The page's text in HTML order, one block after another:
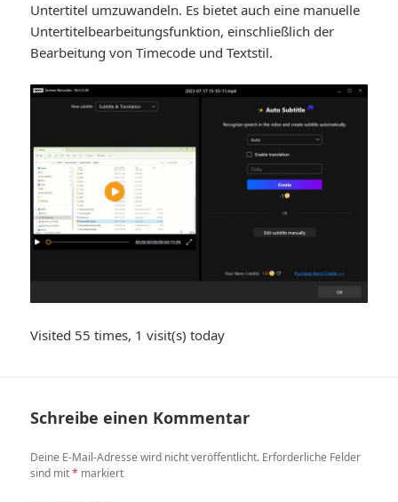
Untertitel umzuwandeln. Es bietet auch eine manuelle
Untertitelbearbeitungsfunktion, einschließlich der
Bearbeitung von Timecode und Textstil.
Visited 55 times, 1 visit(s) today
Schreibe einen Kommentar
Deine E-Mail-Adresse wird nicht veröffentlicht. Erforderliche Felder
sind mit* markiert